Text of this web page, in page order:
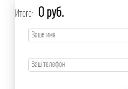
Итого: 0 руб.